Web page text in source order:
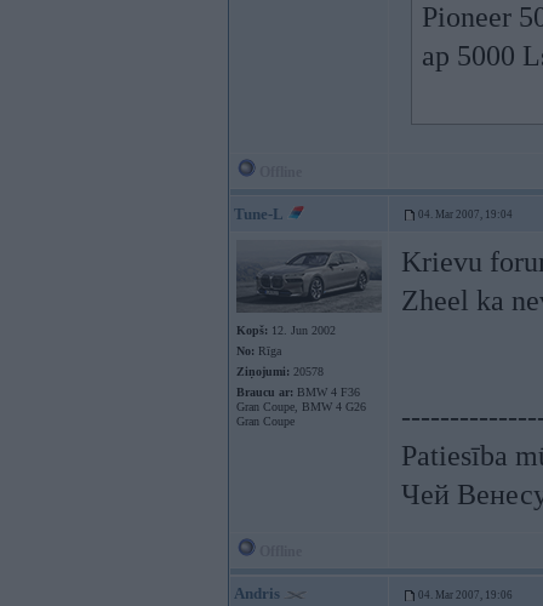
Pioneer
ap 5000
Tune-L 04. Mar 2007, 19:04
Kopš: 12. Jun 2002
No: Rīga
Ziņojumi: 20578
Braucu ar: BMW 4 F36
Gran Coupe, BMW 4 G26
Gran Coupe
Krievu
Zheel ka
Patiesība
Чей
Andris 04. Mar 2007, 19:06